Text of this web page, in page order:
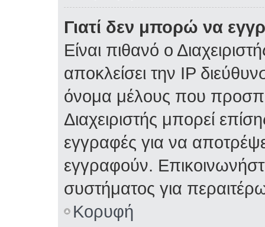
Γιατί δεν μπορώ να
Είναι πιθανό ο
αποκλείσει την IP
όνομα μέλους που
Διαχειριστής μπορεί
εγγραφές για να
εγγραφούν.
συστήματος για
Κορυφή